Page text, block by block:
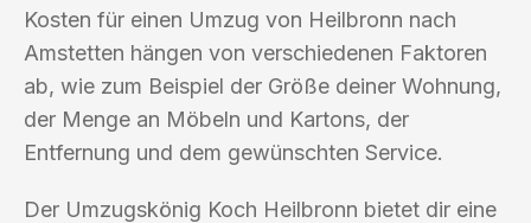
Kosten für einen Umzug von Heilbronn nach
Amstetten hängen von verschiedenen Faktoren
ab, wie zum Beispiel der Größe deiner Wohnung,
der Menge an Möbeln und Kartons, der
Entfernung und dem gewünschten Service.
Der Umzugskönig Koch Heilbronn bietet dir eine